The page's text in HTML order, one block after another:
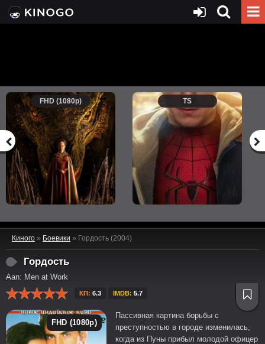
FHD (1080p) TS
Киного » Боевики » Гордость (2004)
Гордость
Aan: Men at Work
КП: 6.3 IMDB: 5.7
FHD (1080p)
Пассивная картина борьбы с
преступностью в городе изменилась,
когда из Пуны прибыл молодой офицер